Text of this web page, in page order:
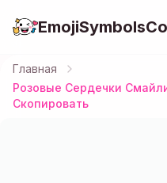
Главная
Розовые Сердечки
Скопировать